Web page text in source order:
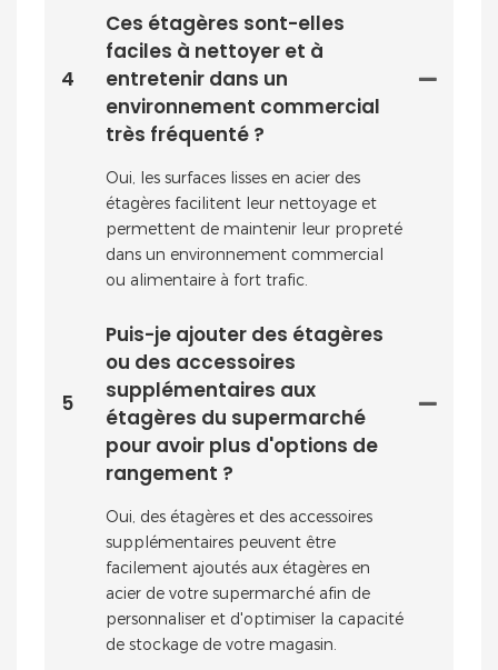
4
Ces étagères sont-elles
faciles à nettoyer et à
entretenir dans un
environnement commercial
très fréquenté ?
Oui, les surfaces lisses en acier des
étagères facilitent leur nettoyage et
permettent de maintenir leur propreté
dans un environnement commercial
ou alimentaire à fort trafic.
5
Puis-je ajouter des étagères
ou des accessoires
supplémentaires aux
étagères du supermarché
pour avoir plus d'options de
rangement ?
Oui, des étagères et des accessoires
supplémentaires peuvent être
facilement ajoutés aux étagères en
acier de votre supermarché afin de
personnaliser et d'optimiser la capacité
de stockage de votre magasin.